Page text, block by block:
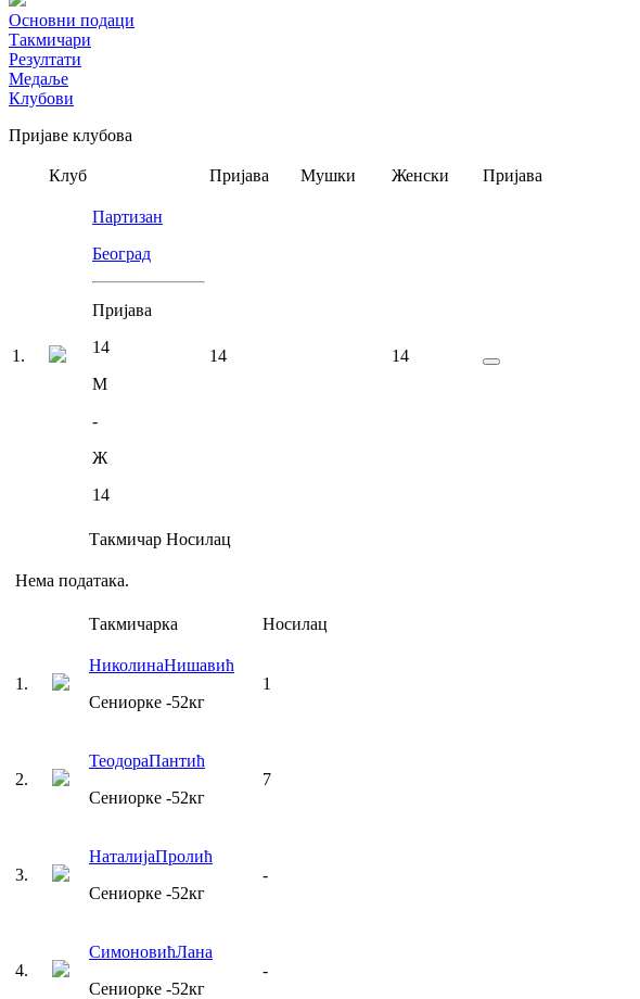
Основни подаци
Такмичари
Резултати
Медаље
Клубови
Пријаве клубова
Клуб Пријава Мушки Женски Пријава
1 .
Партизан
Београд
Пријава
14
М
-
Ж
14
14 14
Такмичар Носилац
Нема података.
Такмичарка Носилац
1 .
НиколинаНишавић
Сениорке -52кг
1
2.
ТеодораПантић
Сениорке -52кг
7
3.
НаталијаПролић
Сениорке -52кг
-
4.
СимоновићЛана
Сениорке -52кг
-